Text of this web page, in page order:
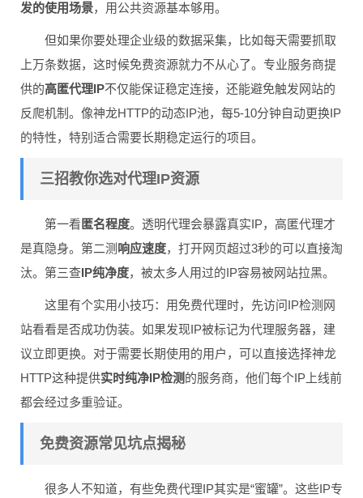
发的使用场景，用公共资源基本够用。
但如果你要处理企业级的数据采集，比如每天需要抓取
上万条数据，这时候免费资源就力不从心了。专业服务商提
供的高匿代理IP不仅能保证稳定连接，还能避免触发网站的
反爬机制。像神龙HTTP的动态IP池，每5-10分钟自动更换IP
的特性，特别适合需要长期稳定运行的项目。
三招教你选对代理IP资源
第一看 匿名程度。透明代理会暴露真实IP，高匿代理才
是真隐身。第二测 响应速度，打开网页超过3秒的可以直接淘
汰。第三查IP纯净度，被太多人用过的IP容易被网站拉黑。
这里有个实用小技巧：用免费代理时，先访问IP检测网
站看看是否成功伪装。如果发现IP被标记为代理服务器，建
议立即更换。对于需要长期使用的用户，可以直接选择神龙
HTTP这种提供实时纯净IP检测的服务商，他们每个IP上线前
都会经过多重验证。
免费资源常见坑点揭秘
很多人不知道，有些免费代理IP其实是“蜜罐”。这些IP专